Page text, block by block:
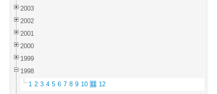
2003
2002
2001
2000
1999
1998
1 2 3 4 5 6 7 8 9 10 11 12